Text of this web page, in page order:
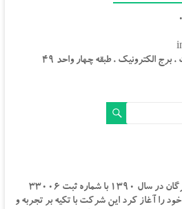
الکترونیک ، طبقه چهار واحد 49
شرکت مهندسی رسا سیستم مهرگان در سال ۱۳۹۰ با شماره ثبت ۳۳۰۰۶
را آغاز کرد این شرکت با تکیه بر تجربه و